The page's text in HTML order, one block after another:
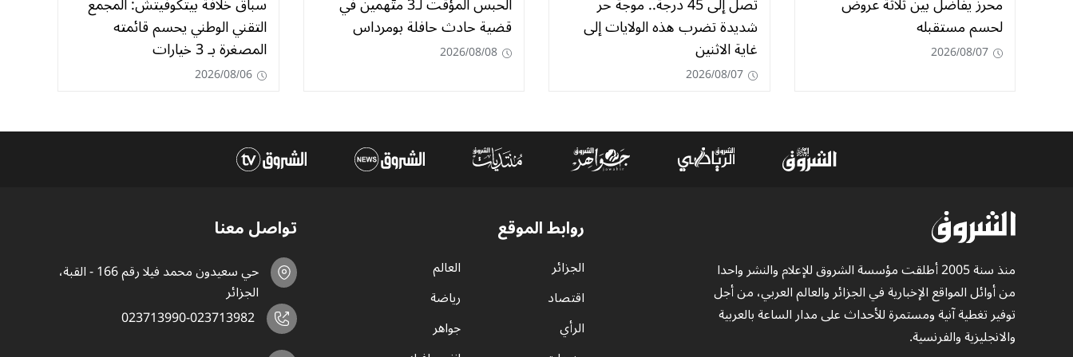
لحسم مستقبله
2026/08/07
شديدة تضرب هذه الولايات إلى
غاية الاثنين
2026/08/07
قضية حادث حافلة بومرداس
2026/08/08
التقني الوطني يحسم قائمته
المصغرة بـ 3 خيارات
2026/08/06
منذ سنة 2005 أطلقت مؤسسة الشروق للإعلام والنشر واحدا
من أوائل المواقع الإخبارية في الجزائر والعالم العربي، من أجل
توفير تغطية آنية ومستمرة للأحداث على مدار الساعة بالعربية
والانجليزية والفرنسية.
روابط الموقع
الجزائر
العالم
اقتصاد
رياضة
الرأي
جواهر
تواصل معنا
حي سعيدون محمد فيلا رقم 166 - القبة،
الجزائر
023713990-023713982